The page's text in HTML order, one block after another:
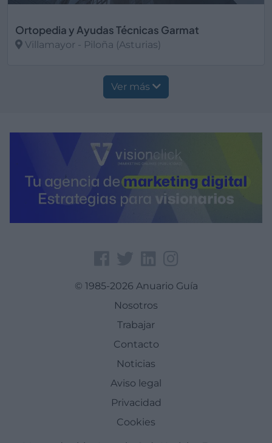
Ortopedia y Ayudas Técnicas Garmat
Villamayor - Piloña (Asturias)
Ver más
© 1985-2026 Anuario Guía
Nosotros
Trabajar
Contacto
Noticias
Aviso legal
Privacidad
Cookies